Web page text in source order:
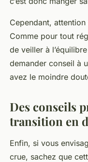
Cependant,
Comme pour tout
de veiller à
demander conseil à
avez le moindre
Des conseils
transition en
Enfin, si vous
crue, sachez que